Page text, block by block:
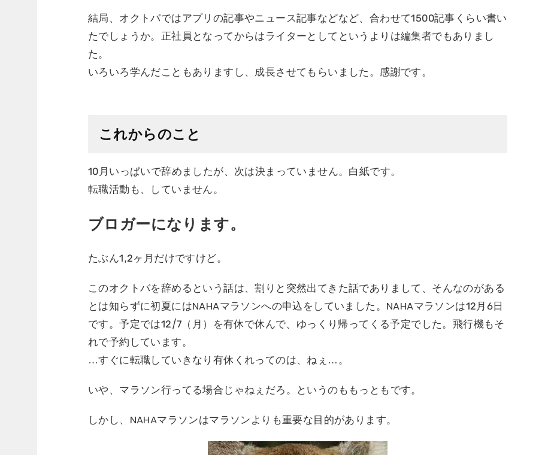
結局、オクトバではアプリの記事やニュース記事などなど、合わせて1500記事くらい書い
たでしょうか。正社員となってからはライターとしてというよりは編集者でもありまし
た。
いろいろ学んだこともありますし、成長させてもらいました。感謝です。
これからのこと
10月いっぱいで辞めましたが、次は決まっていません。白紙です。
転職活動も、していません。
ブロガーになります。
たぶん1,2ヶ月だけですけど。
このオクトバを辞めるという話は、割りと突然出てきた話でありまして、そんなのがある
とは知らずに初夏にはNAHAマラソンへの申込をしていました。NAHAマラソンは12月6日
です。予定では12/7（月）を有休で休んで、ゆっくり帰ってくる予定でした。飛行機もそ
れで予約しています。
…すぐに転職していきなり有休くれってのは、ねぇ…。
いや、マラソン行ってる場合じゃねぇだろ。というのももっともです。
しかし、NAHAマラソンはマラソンよりも重要な目的があります。